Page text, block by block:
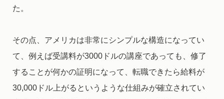
た。
その点、アメリカは非常にシンプルな構造になってい
て、例えば受講料が3000ドルの講座であっても、修了
することが何かの証明になって、転職できたら給料が
30,000ドル上がるというような仕組みが確立されてい